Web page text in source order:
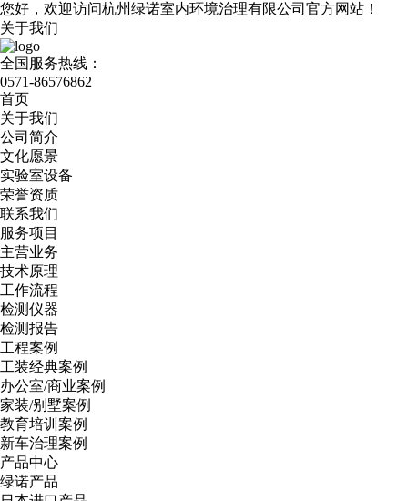
您好，欢迎访问杭州绿诺室内环境治理有限公司官方网站！
关于我们
全国服务热线：
0571-86576862
首页
关于我们
公司简介
文化愿景
实验室设备
荣誉资质
联系我们
服务项目
主营业务
技术原理
工作流程
检测仪器
检测报告
工程案例
工装经典案例
办公室/商业案例
家装/别墅案例
教育培训案例
新车治理案例
产品中心
绿诺产品